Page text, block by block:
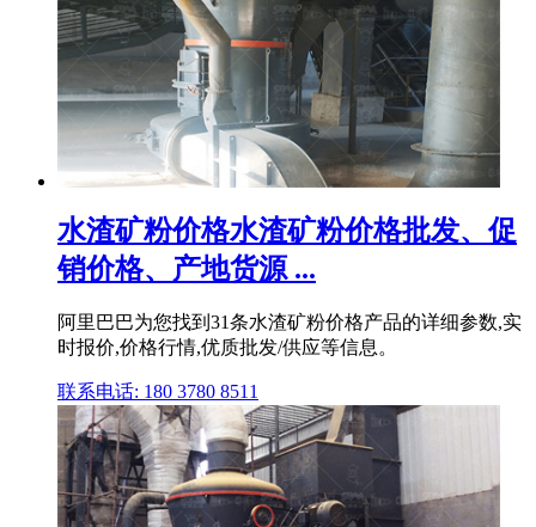
水渣矿粉价格水渣矿粉价格批发、促
销价格、产地货源 ...
阿里巴巴为您找到31条水渣矿粉价格产品的详细参数,实
时报价,价格行情,优质批发/供应等信息。
联系电话: 180 3780 8511